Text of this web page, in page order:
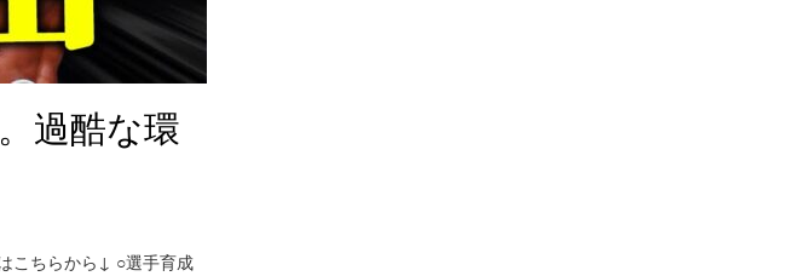
過酷な環
こちらから↓ ○選手育成